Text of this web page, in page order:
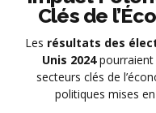
Clés de
Les résultats des
Unis 2024pourraient
secteurs clés de
politiques mises